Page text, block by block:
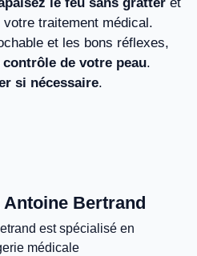
traitement médical.
et les bons réflexes,
de votre peau.
si nécessaire.
Antoine Bertrand
est spécialisé en
médicale